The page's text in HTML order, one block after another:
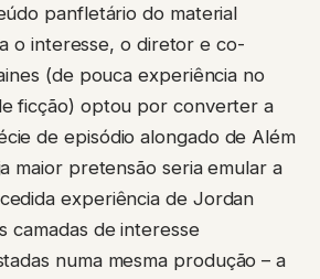
panfletário do material
o interesse, o diretor e co-
(de pouca experiência no
ficção) optou por converter a
de episódio alongado de Além
maior pretensão seria emular a
experiência de Jordan
camadas de interesse
numa mesma produção – a